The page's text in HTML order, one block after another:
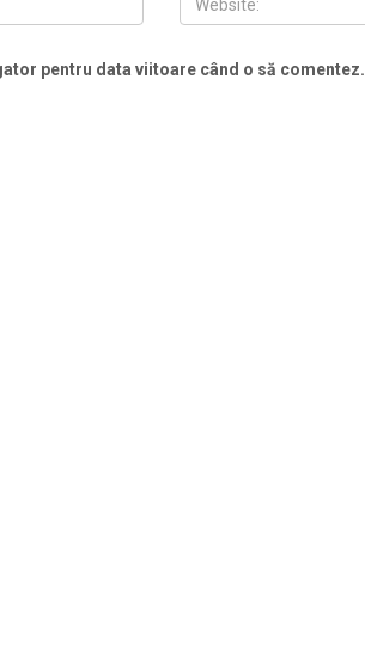
pentru data viitoare când o să comentez.